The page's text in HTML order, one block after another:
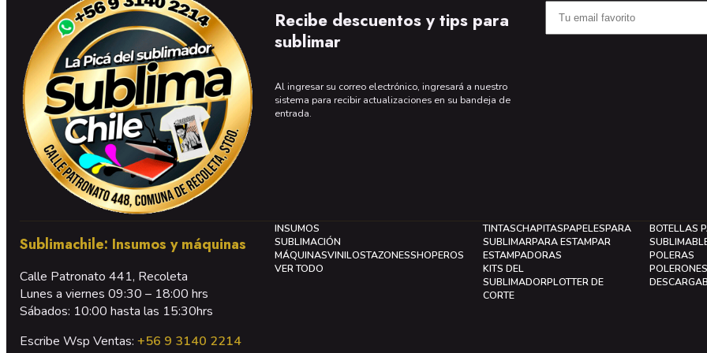
Recibe descuentos y tips para
sublimar
Al ingresar su correo electrónico, ingresará a nuestro
sistema para recibir actualizaciones en su bandeja de
entrada.
Sublimachile: Insumos y máquinas
Calle Patronato 441, Recoleta
Lunes a viernes 09:30 – 18:00 hrs
Sábados: 10:00 hasta las 15:30hrs
Escribe Wsp Ventas: +56 9 3140 2214
INSUMOS
SUBLIMACIÓN
MÁQUINASVINILOSTAZONESSHOPEROS
VER TODO
TINTASCHAPITASPAPELESPARA
SUBLIMARPARA ESTAMPAR
ESTAMPADORAS
KITS DEL
SUBLIMADORPLOTTER DE
CORTE
BOTELLAS
POLERAS